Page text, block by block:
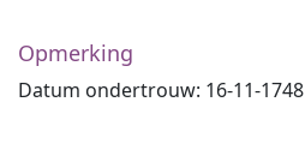
Opmerking
Datum ondertrouw: 16-11-1748